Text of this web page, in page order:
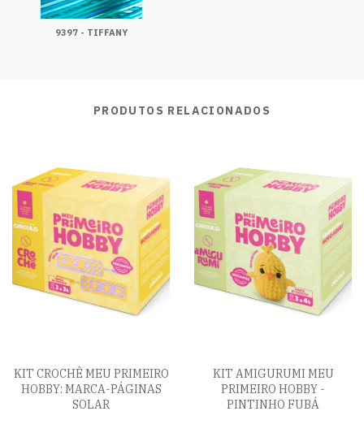
9397 - TIFFANY
PRODUTOS RELACIONADOS
KIT CROCHÊ MEU PRIMEIRO
HOBBY: MARCA-PÁGINAS
SOLAR
KIT AMIGURUMI MEU
PRIMEIRO HOBBY -
PINTINHO FUBÁ